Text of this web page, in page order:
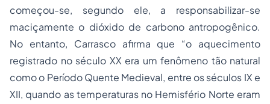
começou-se, segundo ele, a responsabilizar-se
maciçamente o dióxido de carbono antropogênico.
No entanto, Carrasco afirma que “o aquecimento
registrado no século XX era um fenômeno tão natural
como o Período Quente Medieval, entre os séculos IX e
XII, quando as temperaturas no Hemisfério Norte eram